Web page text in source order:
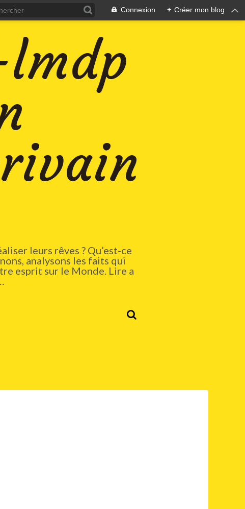
Connexion + Créer mon blog
leurs rêves ? Qu’est-ce
analysons les faits qui
esprit sur le Monde. Lire a